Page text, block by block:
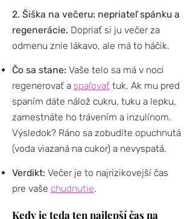
2. Šiška na večeru: nepriateľ spánku a
regenerácie. Dopriať si ju večer za
odmenu znie lákavo, ale má to háčik.
Čo sa stane: Vaše telo sa má v noci
regenerovať a spaľovať tuk. Ak mu pred
spaním dáte nálož cukru, tuku a lepku,
zamestnáte ho trávením a inzulínom.
Výsledok? Ráno sa zobudíte opuchnutá
(voda viazaná na cukor) a nevyspatá.
Verdikt: Večer je to najrizikovejší čas
pre vaše chudnutie.
Kedy je teda ten najlepší čas na